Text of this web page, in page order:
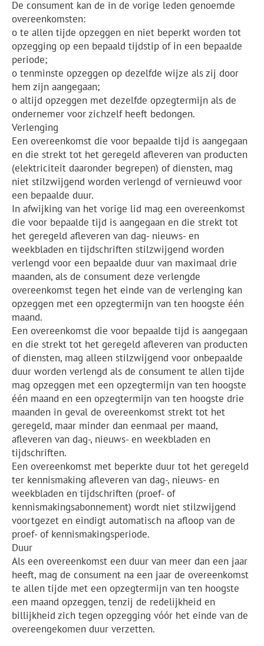
De consument kan de in de vorige leden genoemde
overeenkomsten:
o te allen tijde opzeggen en niet beperkt worden tot
opzegging op een bepaald tijdstip of in een bepaalde
periode;
o tenminste opzeggen op dezelfde wijze als zij door
hem zijn aangegaan;
o altijd opzeggen met dezelfde opzegtermijn als de
ondernemer voor zichzelf heeft bedongen.
Verlenging
Een overeenkomst die voor bepaalde tijd is aangegaan
en die strekt tot het geregeld afleveren van producten
(elektriciteit daaronder begrepen) of diensten, mag
niet stilzwijgend worden verlengd of vernieuwd voor
een bepaalde duur.
In afwijking van het vorige lid mag een overeenkomst
die voor bepaalde tijd is aangegaan en die strekt tot
het geregeld afleveren van dag- nieuws- en
weekbladen en tijdschriften stilzwijgend worden
verlengd voor een bepaalde duur van maximaal drie
maanden, als de consument deze verlengde
overeenkomst tegen het einde van de verlenging kan
opzeggen met een opzegtermijn van ten hoogste één
maand.
Een overeenkomst die voor bepaalde tijd is aangegaan
en die strekt tot het geregeld afleveren van producten
of diensten, mag alleen stilzwijgend voor onbepaalde
duur worden verlengd als de consument te allen tijde
mag opzeggen met een opzegtermijn van ten hoogste
één maand en een opzegtermijn van ten hoogste drie
maanden in geval de overeenkomst strekt tot het
geregeld, maar minder dan eenmaal per maand,
afleveren van dag-, nieuws- en weekbladen en
tijdschriften.
Een overeenkomst met beperkte duur tot het geregeld
ter kennismaking afleveren van dag-, nieuws- en
weekbladen en tijdschriften (proef- of
kennismakingsabonnement) wordt niet stilzwijgend
voortgezet en eindigt automatisch na afloop van de
proef- of kennismakingsperiode.
Duur
Als een overeenkomst een duur van meer dan een jaar
heeft, mag de consument na een jaar de overeenkomst
te allen tijde met een opzegtermijn van ten hoogste
een maand opzeggen, tenzij de redelijkheid en
billijkheid zich tegen opzegging vóór het einde van de
overeengekomen duur verzetten.